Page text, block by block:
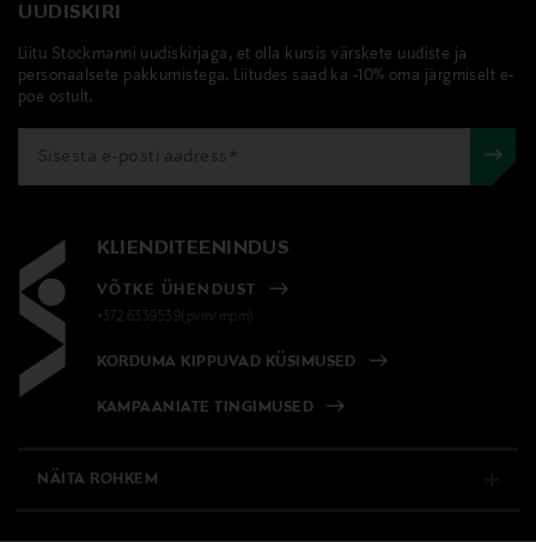
UUDISKIRI
Liitu Stockmanni uudiskirjaga, et olla kursis värskete uudiste ja
personaalsete pakkumistega. Liitudes saad ka -10% oma järgmiselt e-
poe ostult.
KLIENDITEENINDUS
VÕTKE ÜHENDUST
+372 6339539(pvm/mpm)
KORDUMA KIPPUVAD KÜSIMUSED
KAMPAANIATE TINGIMUSED
NÄITA ROHKEM